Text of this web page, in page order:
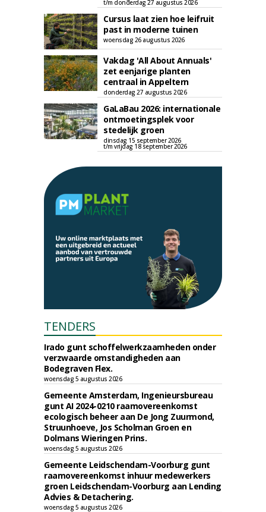
t/m donderdag 27 augustus 2026
Cursus laat zien hoe leifruit
past in moderne tuinen
woensdag 26 augustus 2026
Vakdag 'All About Annuals'
zet eenjarige planten
centraal in Appeltern
donderdag 27 augustus 2026
GaLaBau 2026: internationale
ontmoetingsplek voor
stedelijk groen
dinsdag 15 september 2026
t/m vrijdag 18 september 2026
TENDERS
Irado gunt schoffelwerkzaamheden onder
verzwaarde omstandigheden aan
Bodegraven Flex.
woensdag 5 augustus 2026
Gemeente Amsterdam, Ingenieursbureau
gunt AI 2024-0210 raamovereenkomst
ecologisch beheer aan De Jong Zuurmond,
Struunhoeve, Jos Scholman Groen en
Dolmans Wieringen Prins.
woensdag 5 augustus 2026
Gemeente Leidschendam-Voorburg gunt
raamovereenkomst inhuur medewerkers
groen Leidschendam-Voorburg aan Lending
Advies & Detachering.
woensdag 5 augustus 2026